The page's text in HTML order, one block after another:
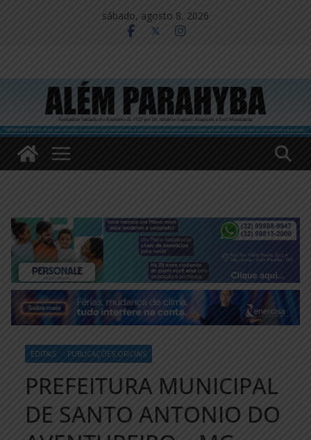
sábado, agosto 8, 2026
EDITAIS PUBLICAÇÕES OFICIAIS
PREFEITURA MUNICIPAL
DE SANTO ANTONIO DO